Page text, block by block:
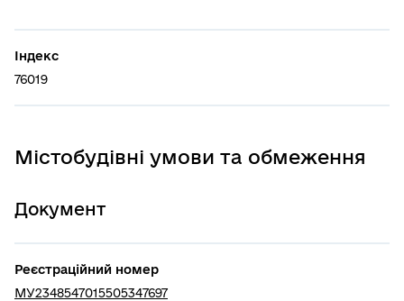
Індекс
76019
Містобудівні умови та обмеження
Документ
Реєстраційний номер
МУ2348547015505347697